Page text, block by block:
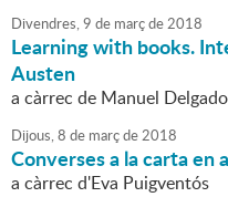
Divendres,9 de marçde2018
Learning with books.
Austen
a càrrec de Manuel Delgado
Dijous,8 de marçde2018
Converses a la carta en
a càrrec d'Eva Puigventós